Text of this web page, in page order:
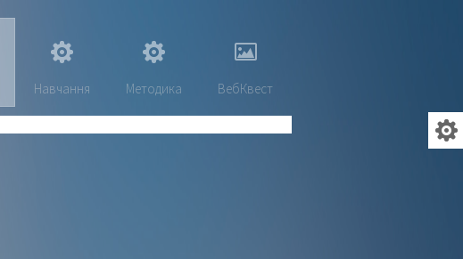
Навчання Методика ВебКвест